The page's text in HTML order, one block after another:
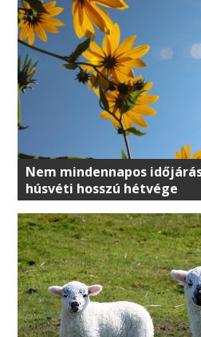
Nem mindennapos
húsvéti hosszú hétvége